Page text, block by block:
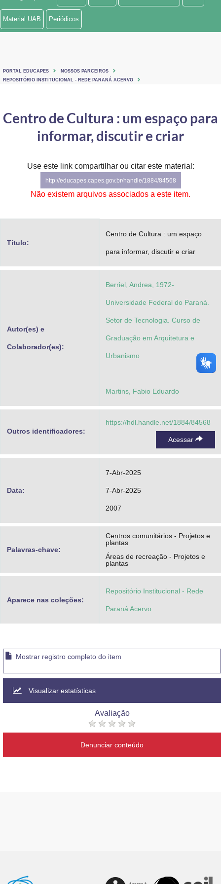
Ministério de Minas e Energia
Ministério do Turismo
Controladoria-Geral da União
Ministério da Mulher, da Família e dos Direitos Humanos
Secretaria-Geral
Material UAB Periódicos
PORTAL EDUCAPES
NOSSOS PARCEIROS
REPOSITÓRIO INSTITUCIONAL - REDE PARANÁ ACERVO
Centro de Cultura : um espaço para
informar, discutir e criar
Use este link compartilhar ou citar este material:
http://educapes.capes.gov.br/handle/1884/84568
Não existem arquivos associados a este item.
Título:
Centro de Cultura : um espaço
para informar, discutir e criar
Autor(es) e
Colaborador(es):
Berriel, Andrea, 1972-
Universidade Federal do Paraná.
Setor de Tecnologia. Curso de
Graduação em Arquitetura e
Urbanismo
Martins, Fabio Eduardo
Outros identificadores:
https://hdl.handle.net/1884/84568
Acessar
Data:
7-Abr-2025
7-Abr-2025
2007
Palavras-chave:
Centros comunitários - Projetos e
plantas
Áreas de recreação - Projetos e
plantas
Aparece nas coleções:
Repositório Institucional - Rede
Paraná Acervo
Mostrar registro completo do item
Visualizar estatísticas
Avaliação
Denunciar conteúdo